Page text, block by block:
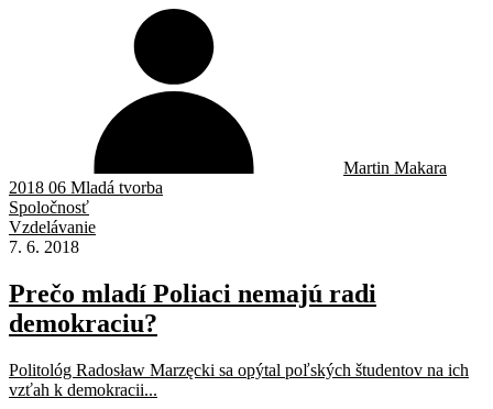
Martin Makara
2018 06 Mladá tvorba
Spoločnosť
Vzdelávanie
7. 6. 2018
Prečo mladí Poliaci nemajú radi
demokraciu?
Politológ Radosław Marzęcki sa opýtal poľských študentov na ich
vzťah k demokracii...